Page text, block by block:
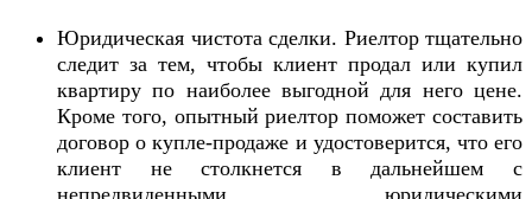
Юридическая чистота сделки. Риелтор тщательно
следит за тем, чтобы клиент продал или купил
квартиру по наиболее выгодной для него цене.
Кроме того, опытный риелтор поможет составить
договор о купле-продаже и удостоверится, что его
клиент не столкнется в дальнейшем с